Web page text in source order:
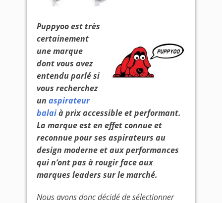
Puppyoo est très
certainement
une marque
dont vous avez
entendu parlé si
vous recherchez
un aspirateur
balaià prix accessible et performant.
La marque est en effet connue et
reconnue pour ses aspirateurs au
design moderne et aux performances
qui n’ont pas à rougir face aux
marques leaders sur le marché.
Nous avons donc décidé de sélectionner